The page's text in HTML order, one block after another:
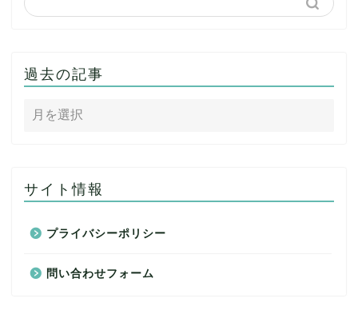
過去の記事
サイト情報
プライバシーポリシー
問い合わせフォーム